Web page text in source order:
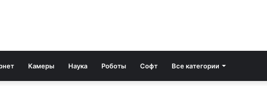
Камеры Наука Роботы Софт Все категории